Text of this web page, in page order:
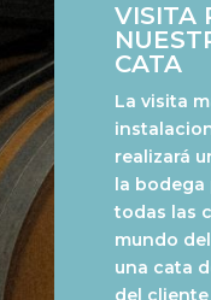
VISITA
CATA
La visita
realizará
la
todas las
mundo
una cata
del